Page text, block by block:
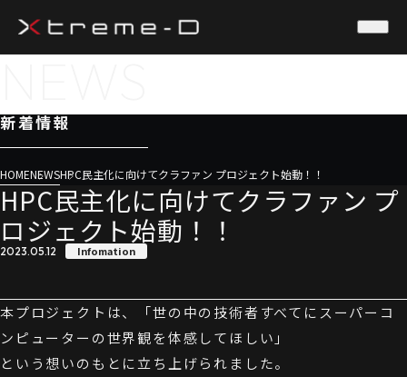
新着情報
HOMENEWSHPC民主化に向けてクラファン プロジェクト始動！！
HPC民主化に向けてクラファン プ
ロジェクト始動！！
2023.05.12 Infomation
本プロジェクトは、「世の中の技術者すべてにスーパーコ
ンピューターの世界観を体感してほしい」
という想いのもとに立ち上げられました。